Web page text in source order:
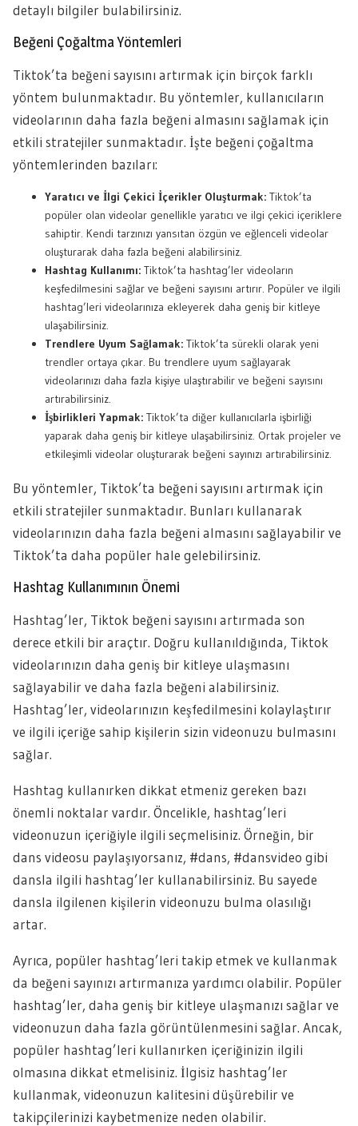
detaylı bilgiler bulabilirsiniz.
Beğeni Çoğaltma Yöntemleri
Tiktok’ta beğeni sayısını artırmak için birçok farklı
yöntem bulunmaktadır. Bu yöntemler, kullanıcıların
videolarının daha fazla beğeni almasını sağlamak için
etkili stratejiler sunmaktadır. İşte beğeni çoğaltma
yöntemlerinden bazıları:
Yaratıcı ve İlgi Çekici İçerikler Oluşturmak: Tiktok’ta
popüler olan videolar genellikle yaratıcı ve ilgi çekici içeriklere
sahiptir. Kendi tarzınızı yansıtan özgün ve eğlenceli videolar
oluşturarak daha fazla beğeni alabilirsiniz.
Hashtag Kullanımı: Tiktok’ta hashtag’ler videoların
keşfedilmesini sağlar ve beğeni sayısını artırır. Popüler ve ilgili
hashtag’leri videolarınıza ekleyerek daha geniş bir kitleye
ulaşabilirsiniz.
Trendlere Uyum Sağlamak: Tiktok’ta sürekli olarak yeni
trendler ortaya çıkar. Bu trendlere uyum sağlayarak
videolarınızı daha fazla kişiye ulaştırabilir ve beğeni sayısını
artırabilirsiniz.
İşbirlikleri Yapmak: Tiktok’ta diğer kullanıcılarla işbirliği
yaparak daha geniş bir kitleye ulaşabilirsiniz. Ortak projeler ve
etkileşimli videolar oluşturarak beğeni sayınızı artırabilirsiniz.
Bu yöntemler, Tiktok’ta beğeni sayısını artırmak için
etkili stratejiler sunmaktadır. Bunları kullanarak
videolarınızın daha fazla beğeni almasını sağlayabilir ve
Tiktok’ta daha popüler hale gelebilirsiniz.
Hashtag Kullanımının Önemi
Hashtag’ler, Tiktok beğeni sayısını artırmada son
derece etkili bir araçtır. Doğru kullanıldığında, Tiktok
videolarınızın daha geniş bir kitleye ulaşmasını
sağlayabilir ve daha fazla beğeni alabilirsiniz.
Hashtag’ler, videolarınızın keşfedilmesini kolaylaştırır
ve ilgili içeriğe sahip kişilerin sizin videonuzu bulmasını
sağlar.
Hashtag kullanırken dikkat etmeniz gereken bazı
önemli noktalar vardır. Öncelikle, hashtag’leri
videonuzun içeriğiyle ilgili seçmelisiniz. Örneğin, bir
dans videosu paylaşıyorsanız, #dans, #dansvideo gibi
dansla ilgili hashtag’ler kullanabilirsiniz. Bu sayede
dansla ilgilenen kişilerin videonuzu bulma olasılığı
artar.
Ayrıca, popüler hashtag’leri takip etmek ve kullanmak
da beğeni sayınızı artırmanıza yardımcı olabilir. Popüler
hashtag’ler, daha geniş bir kitleye ulaşmanızı sağlar ve
videonuzun daha fazla görüntülenmesini sağlar. Ancak,
popüler hashtag’leri kullanırken içeriğinizin ilgili
olmasına dikkat etmelisiniz. İlgisiz hashtag’ler
kullanmak, videonuzun kalitesini düşürebilir ve
takipçilerinizi kaybetmenize neden olabilir.